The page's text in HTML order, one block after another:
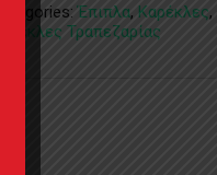
Categories:Έπιπλα, Καρέκλες,
Καρέκλες Τραπεζαρίας